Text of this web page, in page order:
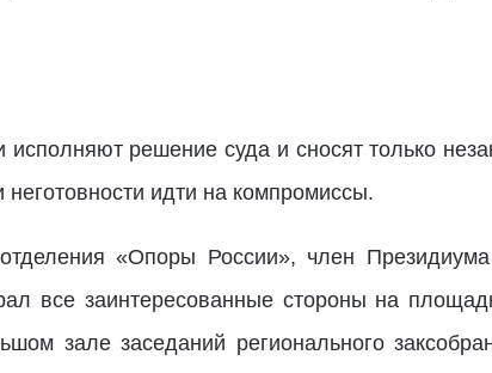
исполняют решение суда и сносят только
идти на компромиссы.
«Опоры России», член
все заинтересованные стороны на
зале заседаний регионального